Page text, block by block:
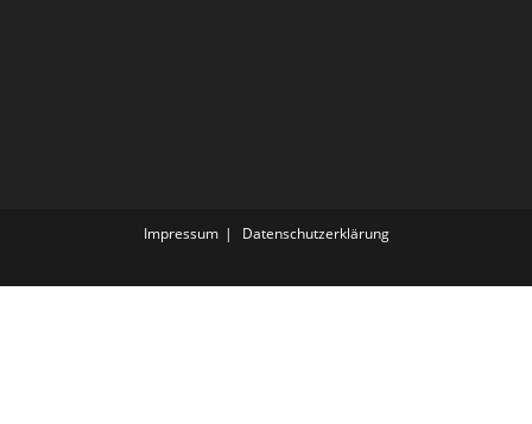
Impressum Datenschutz­erklärung